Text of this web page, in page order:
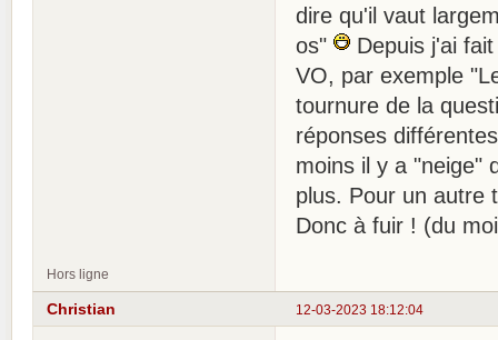
dire qu'il vaut
os"
Depuis j'ai
VO, par exemple
tournure de la
réponses
moins il y a "neige"
plus. Pour un autre
Donc à fuir ! (du
Hors ligne
12-03-2023 18:12:04
Christian